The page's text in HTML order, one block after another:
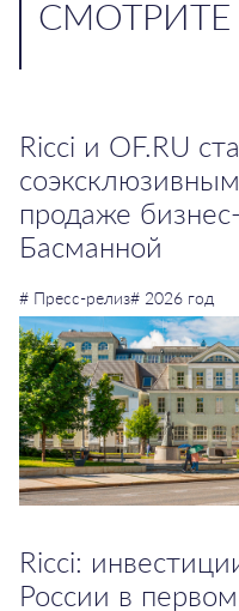
Ricci и OF.RU
продаже
Басманной
# Пресс-релиз# 2026 год
Ricci:
России в